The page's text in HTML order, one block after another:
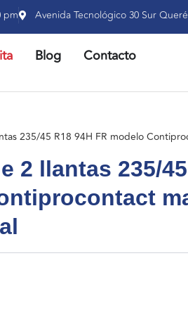
pm Avenida Tecnológico 30 Sur
Blog Contacto
235/45 R18 94H FR modelo
2 llantas 235/